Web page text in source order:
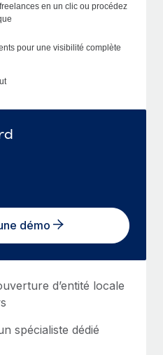
en un clic ou procédez
pour une visibilité complète
démo
d’entité locale
spécialiste dédié